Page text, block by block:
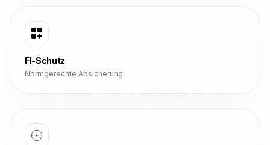
FI-Schutz
Normgerechte Absicherung